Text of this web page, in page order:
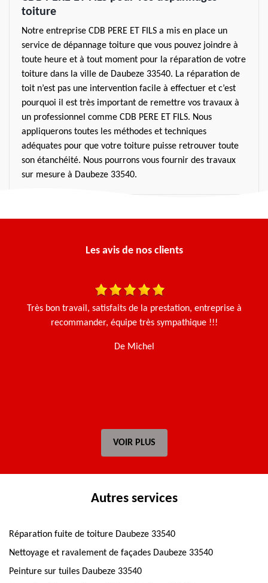
toiture
Notre entreprise CDB PERE ET FILS a mis en place un
service de dépannage toiture que vous pouvez joindre à
toute heure et à tout moment pour la réparation de votre
toiture dans la ville de Daubeze 33540. La réparation de
toit n’est pas une intervention facile à effectuer et c’est
pourquoi il est très important de remettre vos travaux à
un professionnel comme CDB PERE ET FILS. Nous
appliquerons toutes les méthodes et techniques
adéquates pour que votre toiture puisse retrouver toute
son étanchéité. Nous pourrons vous fournir des travaux
sur mesure à Daubeze 33540.
Les avis de nos clients
Très bon travail, satisfaits de la prestation, entreprise à
recommander, équipe très sympathique !!!
De Michel
VOIR PLUS
Autres services
Réparation fuite de toiture Daubeze 33540
Nettoyage et ravalement de façades Daubeze 33540
Peinture sur tuiles Daubeze 33540